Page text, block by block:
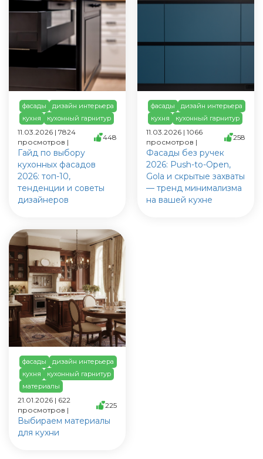
фасады
дизайн интерьера
кухня
кухонный гарнитур
11.03.2026 | 7824
просмотров |
448
Гайд по выбору
кухонных фасадов
2026: топ-10,
тенденции и советы
дизайнеров
фасады
дизайн интерьера
кухня
кухонный гарнитур
11.03.2026 | 1066
просмотров |
258
Фасады без ручек
2026: Push-to-Open,
Gola и скрытые захваты
— тренд минимализма
на вашей кухне
фасады
дизайн интерьера
кухня
кухонный гарнитур
материалы
21.01.2026 | 622
просмотров |
225
Выбираем материалы
для кухни